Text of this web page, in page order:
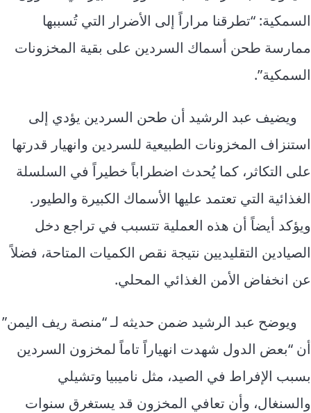
السمكية: “تطرقنا مراراً إلى الأضرار التي تُسببها
ممارسة طحن أسماك السردين على بقية المخزونات
السمكية”.
ويضيف عبد الرشيد أن طحن السردين يؤدي إلى
استنزاف المخزونات الطبيعية للسردين وانهيار قدرتها
على التكاثر، كما يُحدث اضطراباً خطيراً في السلسلة
الغذائية التي تعتمد عليها الأسماك الكبيرة والطيور.
ويؤكد أيضاً أن هذه العملية تتسبب في تراجع دخل
الصيادين التقليديين نتيجة نقص الكميات المتاحة، فضلاً
عن انخفاض الأمن الغذائي المحلي.
ويوضح عبد الرشيد ضمن حديثه لـ “منصة ريف اليمن”
أن “بعض الدول شهدت انهياراً تاماً لمخزون السردين
بسبب الإفراط في الصيد، مثل ناميبيا وتشيلي
والسنغال، وأن تعافي المخزون قد يستغرق سنوات